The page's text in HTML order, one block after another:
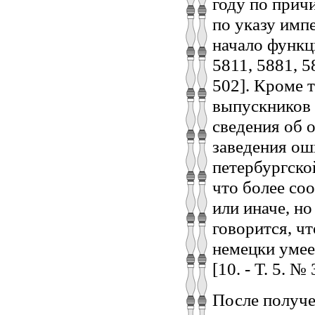
по указу
начало
5811, 5881,
502]. Кроме
сведения об
заведения
что более
или иначе,
говорится,
немецки
[10. - Т. 5. №
После